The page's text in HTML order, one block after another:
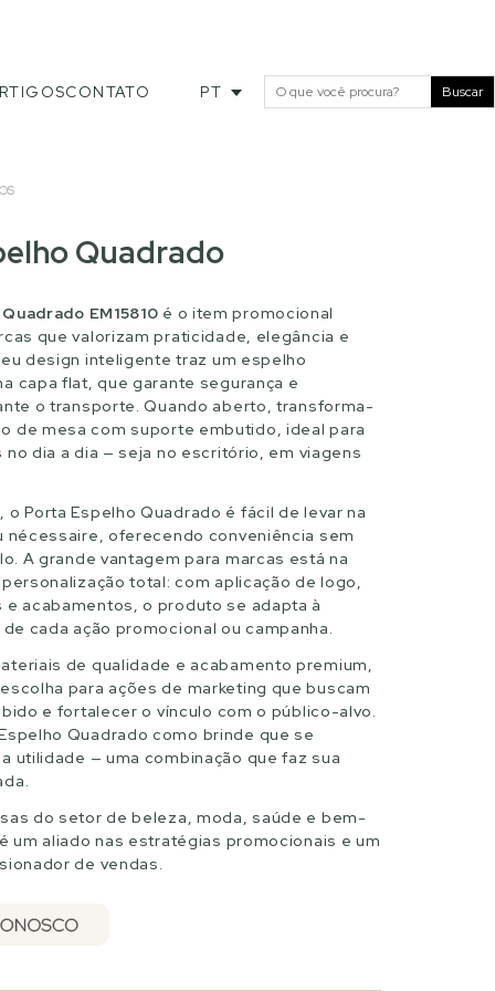
CONTATO PT Buscar
Quadrado
EM15810 é o item promocional
que valorizam praticidade, elegância e
design inteligente traz um espelho
capa flat, que garante segurança e
o transporte. Quando aberto, transforma-
de mesa com suporte embutido, ideal para
dia a dia — seja no escritório, em viagens
o Porta Espelho Quadrado é fácil de levar na
nécessaire, oferecendo conveniência sem
A grande vantagem para marcas está na
total: com aplicação de logo,
e acabamentos, o produto se adapta à
cada ação promocional ou campanha.
de qualidade e acabamento premium,
para ações de marketing que buscam
e fortalecer o vínculo com o público-alvo.
Quadrado como brinde que se
utilidade — uma combinação que faz sua
do setor de beleza, moda, saúde e bem-
um aliado nas estratégias promocionais e um
de vendas.